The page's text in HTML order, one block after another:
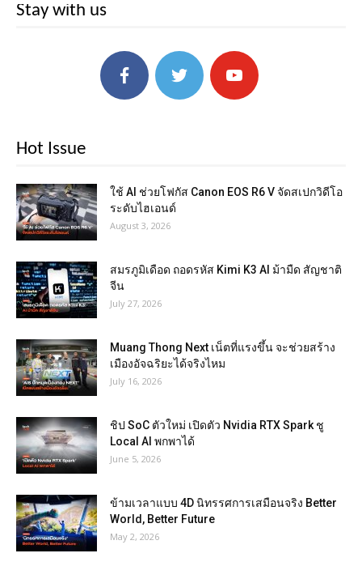
Stay with us
Hot Issue
ใช้ AI ช่วยโฟกัส Canon EOS R6 V จัดสเปกวิดีโอ
ระดับไฮเอนด์
August 3, 2026
สมรภูมิเดือด ถอดรหัส Kimi K3 AI ม้ามืด สัญชาติ
จีน
July 27, 2026
Muang Thong Next เน็ตที่แรงขึ้น จะช่วยสร้าง
เมืองอัจฉริยะได้จริงไหม
July 16, 2026
ชิป SoC ตัวใหม่ เปิดตัว Nvidia RTX Spark ชู
Local AI พกพาได้
June 5, 2026
ข้ามเวลาแบบ 4D นิทรรศการเสมือนจริง Better
World, Better Future
May 2, 2026